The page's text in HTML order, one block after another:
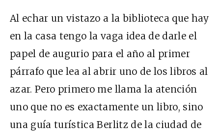
Al echar un vistazo a la biblioteca que hay
en la casa tengo la vaga idea de darle el
papel de augurio para el año al primer
párrafo que lea al abrir uno de los libros al
azar. Pero primero me llama la atención
uno que no es exactamente un libro, sino
una guía turística Berlitz de la ciudad de